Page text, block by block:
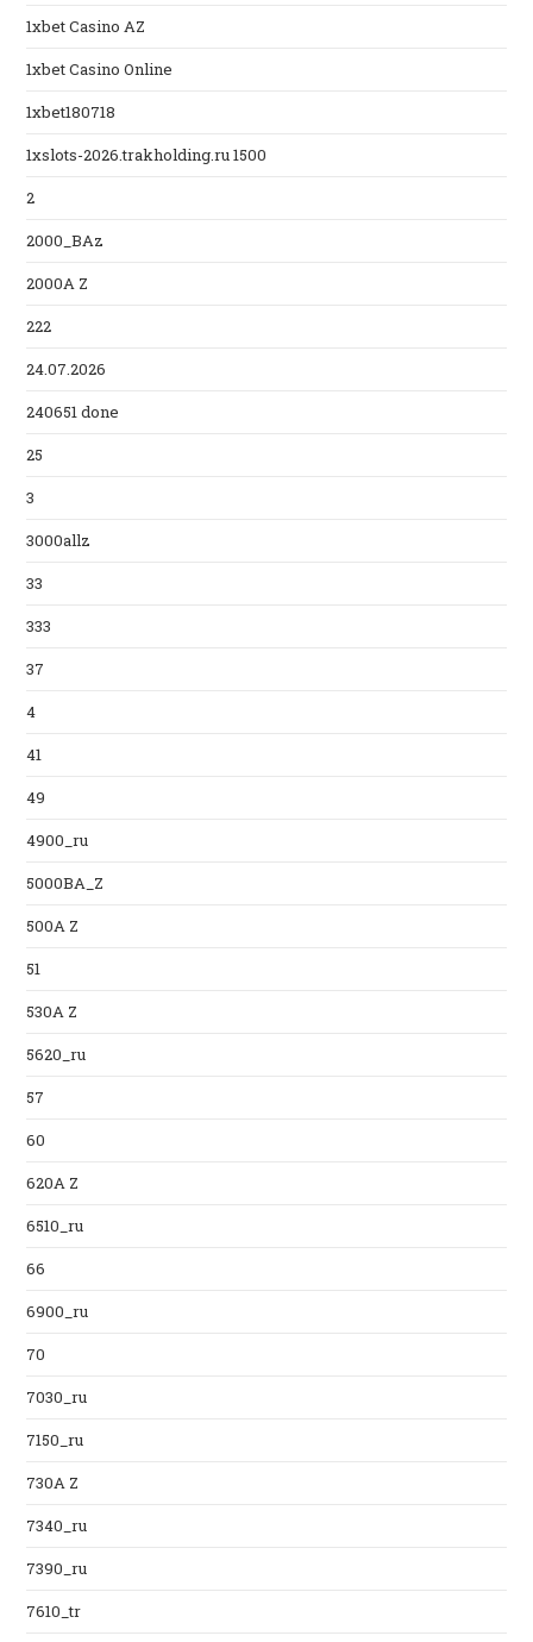
1xbet Casino AZ
1xbet Casino Online
1xbet180718
1xslots-2026.trakholding.ru 1500
2
2000_BAz
2000A Z
222
24.07.2026
240651 done
25
3
3000allz
33
333
37
4
41
49
4900_ru
5000BA_Z
500A Z
51
530A Z
5620_ru
57
60
620A Z
6510_ru
66
6900_ru
70
7030_ru
7150_ru
730A Z
7340_ru
7390_ru
7610_tr